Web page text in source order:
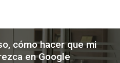
cómo hacer que mi
en Google